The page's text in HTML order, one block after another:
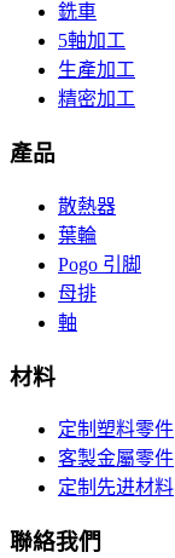
銑車
5軸加工
生產加工
精密加工
產品
散熱器
葉輪
Pogo 引脚
母排
軸
材料
定制塑料零件
客製金屬零件
定制先进材料
聯絡我們